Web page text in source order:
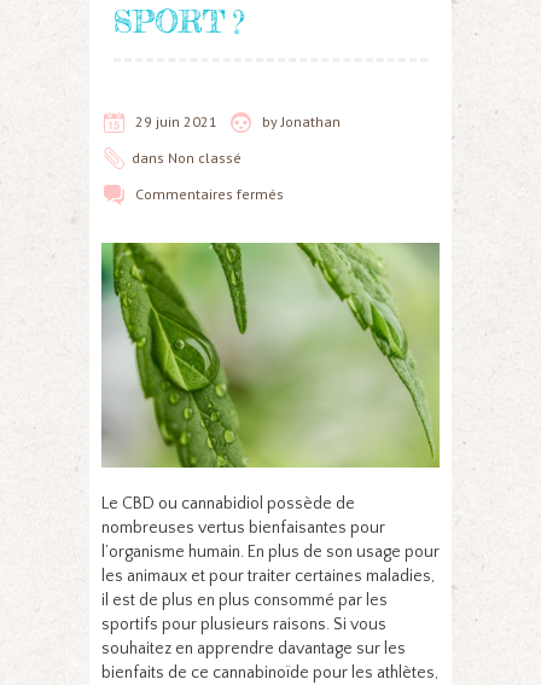
SPORT ?
29 juin 2021 by Jonathan
dans Non classé
Commentaires fermés
Le CBD ou cannabidiol possède de
nombreuses vertus bienfaisantes pour
l’organisme humain. En plus de son usage pour
les animaux et pour traiter certaines maladies,
il est de plus en plus consommé par les
sportifs pour plusieurs raisons. Si vous
souhaitez en apprendre davantage sur les
bienfaits de ce cannabinoïde pour les athlètes,